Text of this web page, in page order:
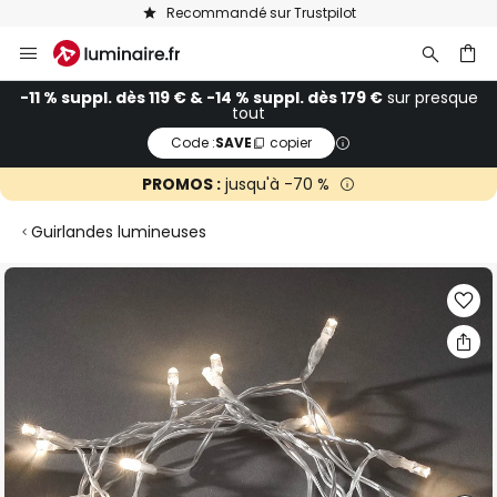
Recommandé sur Trustpilot
Allez
au
contenu
-11 % suppl. dès 119 € & -14 % suppl. dès 179 €sur presque
tout
Code :SAVE copier
PROMOS : jusqu'à -70 %
Guirlandes lumineuses
Skip
the
images
gallery